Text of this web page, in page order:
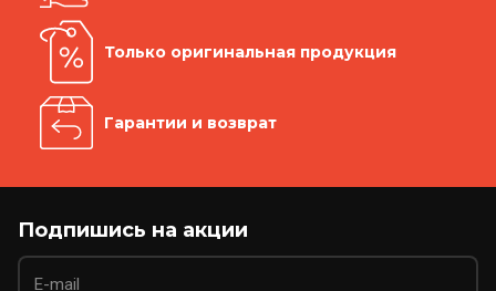
Только оригинальная продукция
Гарантии и возврат
Подпишись на акции